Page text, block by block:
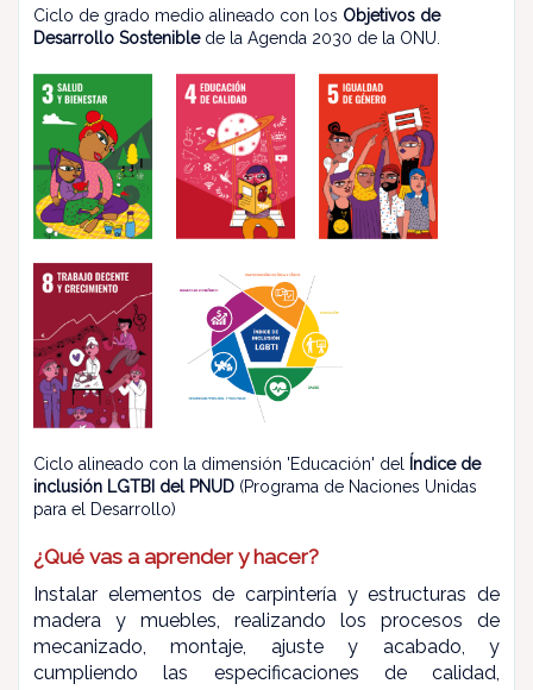
Ciclo de grado medio alineado con los Objetivos de
Desarrollo Sosteniblede la Agenda 2030 de la ONU.
Ciclo alineado con la dimensión 'Educación' del
Índice de
inclusión LGTBI del PNUD (Programa de Naciones Unidas
para el Desarrollo)
¿Qué vas a aprender y hacer?
Instalar elementos de carpintería y estructuras de
madera y muebles, realizando los procesos de
mecanizado, montaje, ajuste y acabado, y
cumpliendo las especificaciones de calidad,